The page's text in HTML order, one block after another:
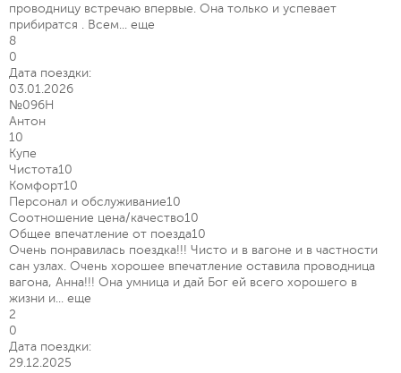
проводницу встречаю впервые. Она только и успевает
прибиратся . Всем... еще
8
0
Дата поездки:
03.01.2026
№096Н
Антон
10
Купе
Чистота10
Комфорт10
Персонал и обслуживание10
Соотношение цена/качество10
Общее впечатление от поезда10
Очень понравилась поездка!!! Чисто и в вагоне и в частности
сан узлах. Очень хорошее впечатление оставила проводница
вагона, Анна!!! Она умница и дай Бог ей всего хорошего в
жизни и... еще
2
0
Дата поездки:
29.12.2025